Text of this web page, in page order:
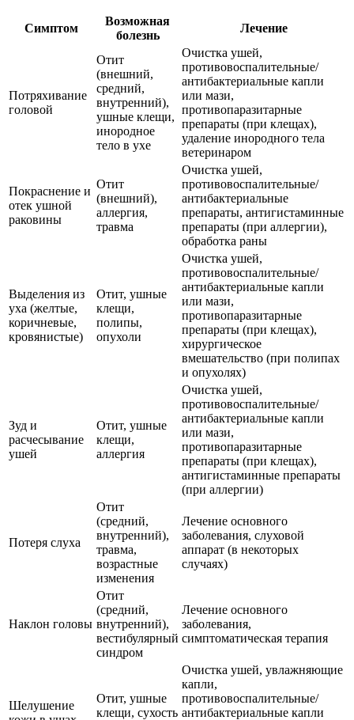
Симптом
Возможная
болезнь
Лечение
Потряхивание
головой
Отит
(внешний,
средний,
внутренний),
ушные клещи,
инородное
тело в ухе
Очистка ушей,
противовоспалительные/
антибактериальные капли
или мази,
противопаразитарные
препараты (при клещах),
удаление инородного тела
ветеринаром
Покраснение и
отек ушной
раковины
Отит
(внешний),
аллергия,
травма
Очистка ушей,
противовоспалительные/
антибактериальные
препараты, антигистаминные
препараты (при аллергии),
обработка раны
Выделения из
уха (желтые,
коричневые,
кровянистые)
Отит, ушные
клещи,
полипы,
опухоли
Очистка ушей,
противовоспалительные/
антибактериальные капли
или мази,
противопаразитарные
препараты (при клещах),
хирургическое
вмешательство (при полипах
и опухолях)
Зуд и
расчесывание
ушей
Отит, ушные
клещи,
аллергия
Очистка ушей,
противовоспалительные/
антибактериальные капли
или мази,
противопаразитарные
препараты (при клещах),
антигистаминные препараты
(при аллергии)
Потеря слуха
Отит
(средний,
внутренний),
травма,
возрастные
изменения
Лечение основного
заболевания, слуховой
аппарат (в некоторых
случаях)
Наклон головы
Отит
(средний,
внутренний),
вестибулярный
синдром
Лечение основного
заболевания,
симптоматическая терапия
Шелушение
Отит, ушные
клещи, сухость
Очистка ушей, увлажняющие
капли,
противовоспалительные/
антибактериальные капли